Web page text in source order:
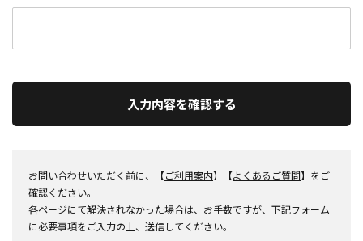
入力内容を確認する
お問い合わせいただく前に、【ご利用案内】【よくあるご質問】をご
確認ください。
各ページにて解決されなかった場合は、お手数ですが、下記フォーム
に必要事項をご入力の上、送信してください。